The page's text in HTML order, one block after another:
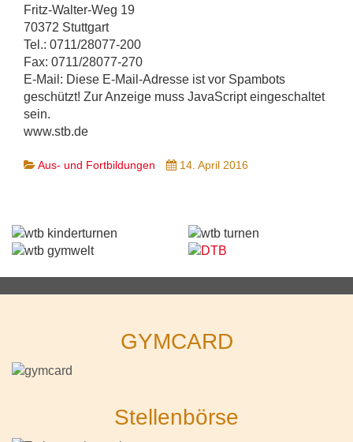
Fritz-Walter-Weg 19
70372 Stuttgart
Tel.: 0711/28077-200
Fax: 0711/28077-270
E-Mail: Diese E-Mail-Adresse ist vor Spambots
geschützt! Zur Anzeige muss JavaScript eingeschaltet
sein.
www.stb.de
Aus- und Fortbildungen 14. April 2016
GYMCARD
Stellenbörse